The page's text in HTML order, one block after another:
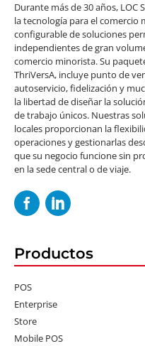
Durante más de 30 años, LOC
la tecnología para el
configurable de soluciones
independientes de gran
comercio minorista. Su
ThriVersA, incluye punto de
autoservicio, fidelización y
la libertad de diseñar la
de trabajo únicos. Nuestras
locales proporcionan la
operaciones y gestionarlas
que su negocio funcione sin
en la sede central o de viaje.
Productos
POS
Enterprise
Store
Mobile POS